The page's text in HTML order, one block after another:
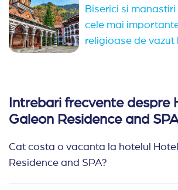
Biserici si
cele mai
religioase de vazut
Intrebari frecvente despre
Galeon Residence and
Cat costa o vacanta la hotelul
Residence and SPA?